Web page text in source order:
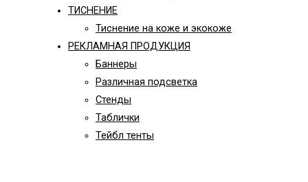
ТИСНЕНИЕ
Тиснение на коже и экокоже
РЕКЛАМНАЯ ПРОДУКЦИЯ
Баннеры
Различная подсветка
Стенды
Таблички
Тейбл тенты